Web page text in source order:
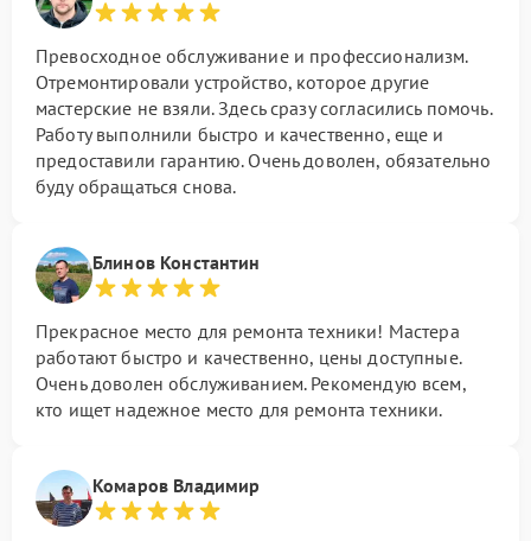
Превосходное обслуживание и профессионализм.
Отремонтировали устройство, которое другие
мастерские не взяли. Здесь сразу согласились помочь.
Работу выполнили быстро и качественно, еще и
предоставили гарантию. Очень доволен, обязательно
буду обращаться снова.
Блинов Константин
Прекрасное место для ремонта техники! Мастера
работают быстро и качественно, цены доступные.
Очень доволен обслуживанием. Рекомендую всем,
кто ищет надежное место для ремонта техники.
Комаров Владимир